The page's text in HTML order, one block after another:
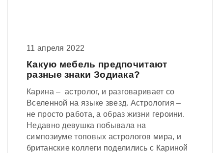
11 апреля 2022
Какую мебель предпочитают
разные знаки Зодиака?
Карина – астролог, и разговаривает со
Вселенной на языке звезд. Астрология –
не просто работа, а образ жизни героини.
Недавно девушка побывала на
симпозиуме топовых астрологов мира, и
британские коллеги поделились с Кариной